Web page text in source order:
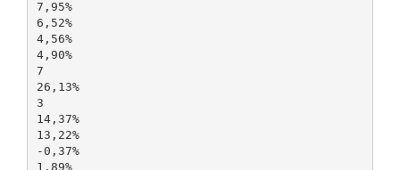
7,95%
6,52%
4,56%
4,90%
7
26,13%
3
14,37%
13,22%
-0,37%
1,89%